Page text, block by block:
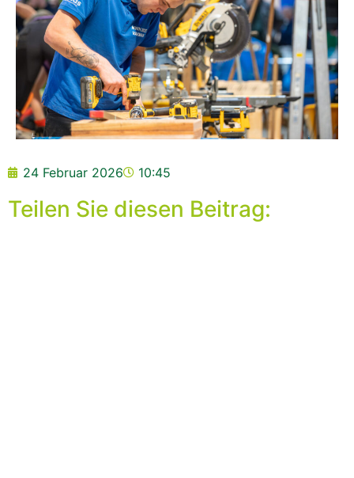
24 Februar 2026 10:45
Teilen Sie diesen Beitrag: